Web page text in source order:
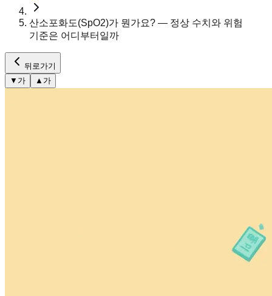
산소포화도(SpO2)가 뭔가요? — 정상 수치와 위험
기준은 어디부터일까
뒤로가기
▼ 가 ▲ 가